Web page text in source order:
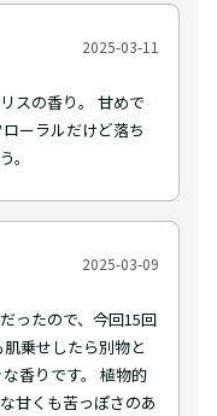
2025-03-11
スの香り。 甘めで
ーラルだけど落ち
。
2025-03-09
ったので、今回15回
乗せしたら別物と
香りです。 植物的
甘くも苦っぽさのあ